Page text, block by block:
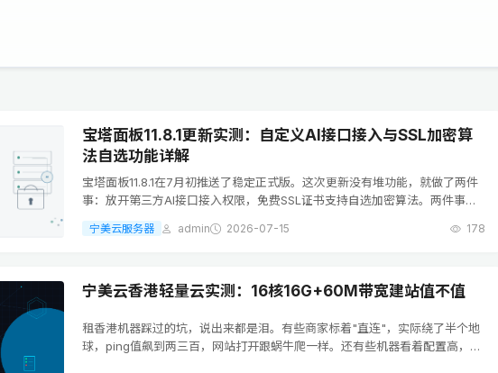
宝塔面板11.8.1更新实测：自定义AI接口接入与SSL加密算
法自选功能详解
宝塔面板11.8.1在7月初推送了稳定正式版。这次更新没有堆功能，就做了两件
事：放开第三方AI接口接入权限，免费SSL证书支持自选加密算法。两件事都
踩在了站长日常运维的真实痛点上。先说AI接口这块。以前宝塔内置的AI功能
只能走官方渠道，自己...
宁美云服务器 admin 2026-07-15 178
宁美云香港轻量云实测：16核16G+60M带宽建站值不值
租香港机器踩过的坑，说出来都是泪。有些商家标着"直连"，实际绕了半个地
球，ping值飙到两三百，网站打开跟蜗牛爬一样。还有些机器看着配置高，硬